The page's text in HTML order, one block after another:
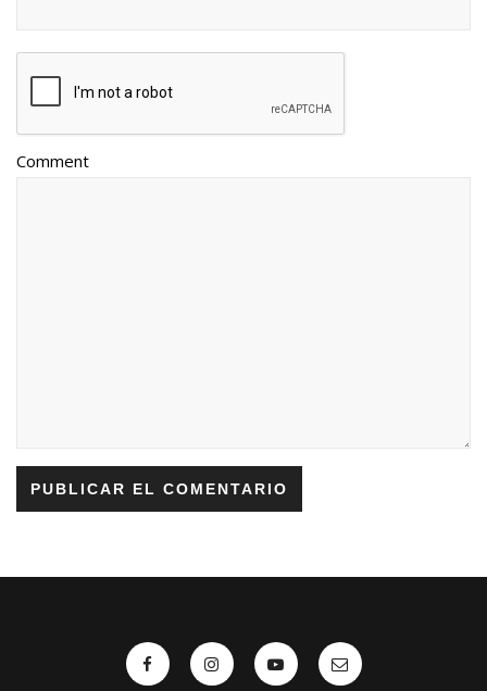
Comment